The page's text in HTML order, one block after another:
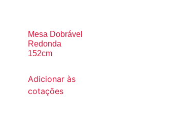
Mesa Dobrável
Redonda
152cm
Adicionar às
cotações